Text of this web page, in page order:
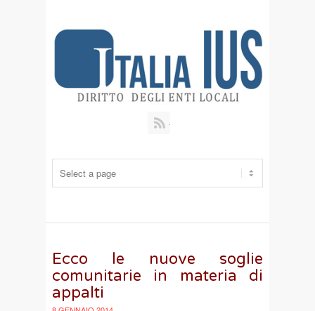
Ecco le nuove soglie
comunitarie in materia di
appalti